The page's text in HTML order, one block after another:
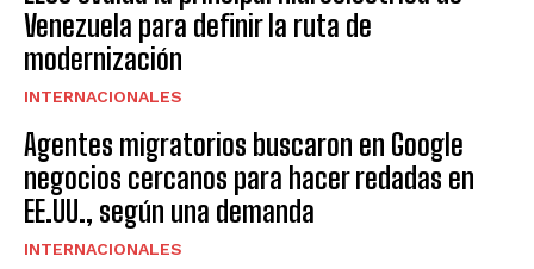
Venezuela para definir la ruta de
modernización
INTERNACIONALES
Agentes migratorios buscaron en Google
negocios cercanos para hacer redadas en
EE.UU., según una demanda
INTERNACIONALES